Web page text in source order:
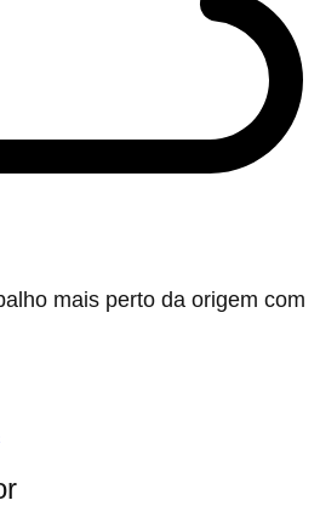
mais perto da origem com